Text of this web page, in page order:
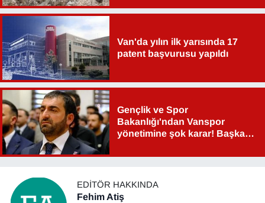
Van'da yılın ilk yarısında 17
patent başvurusu yapıldı
Gençlik ve Spor
Bakanlığı'ndan Vanspor
yönetimine şok karar! Başkan
EDITÖR HAKKINDA
Fehim Atiş